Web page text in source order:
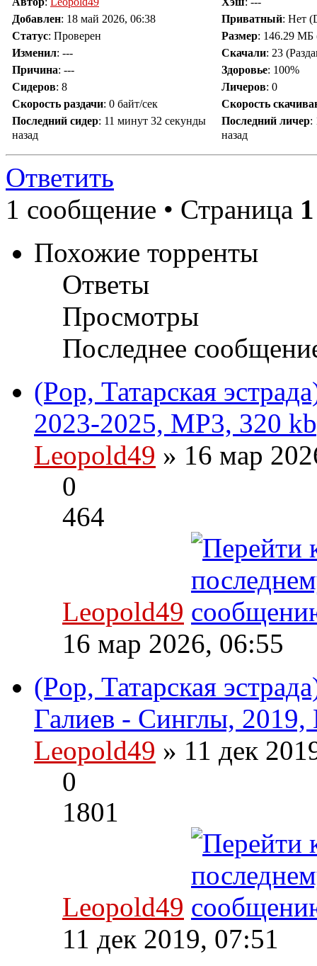
Добавлен: 18 май 2026, 06:38 Приватный: Нет
Статус: Проверен Размер: 146.29 МБ
Изменил: --- Скачали: 23
Причина: --- Здоровье: 100%
Сидеров: 8 Личеров: 0
Скорость раздачи: 0 байт/сек
Скорость
Последний сидер: 11 минут 32 секунды
назад
Последний личер:
назад
Ответить
1 сообщение • Страница 1
Похожие торренты
Ответы
Просмотры
Последнее
(Pop, Татарская
2023-2025, MP3, 320
Leopold49 » 16 мар
0
464
Leopold49
16 мар 2026, 06:55
(Pop, Татарская
Галиев - Синглы, 2019,
Leopold49 » 11 дек
0
1801
Leopold49
11 дек 2019, 07:51